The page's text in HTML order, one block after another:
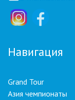
Навигация
Grand Tour
Азия чемпионаты